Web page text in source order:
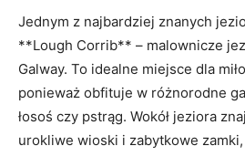
Jednym z najbardziej znanych
**Lough Corrib** – malownicze
Galway. To idealne miejsce dla
ponieważ obfituje w różnorodne‍
łosoś czy⁣ pstrąg. Wokół jeziora
urokliwe wioski ⁢i zabytkowe